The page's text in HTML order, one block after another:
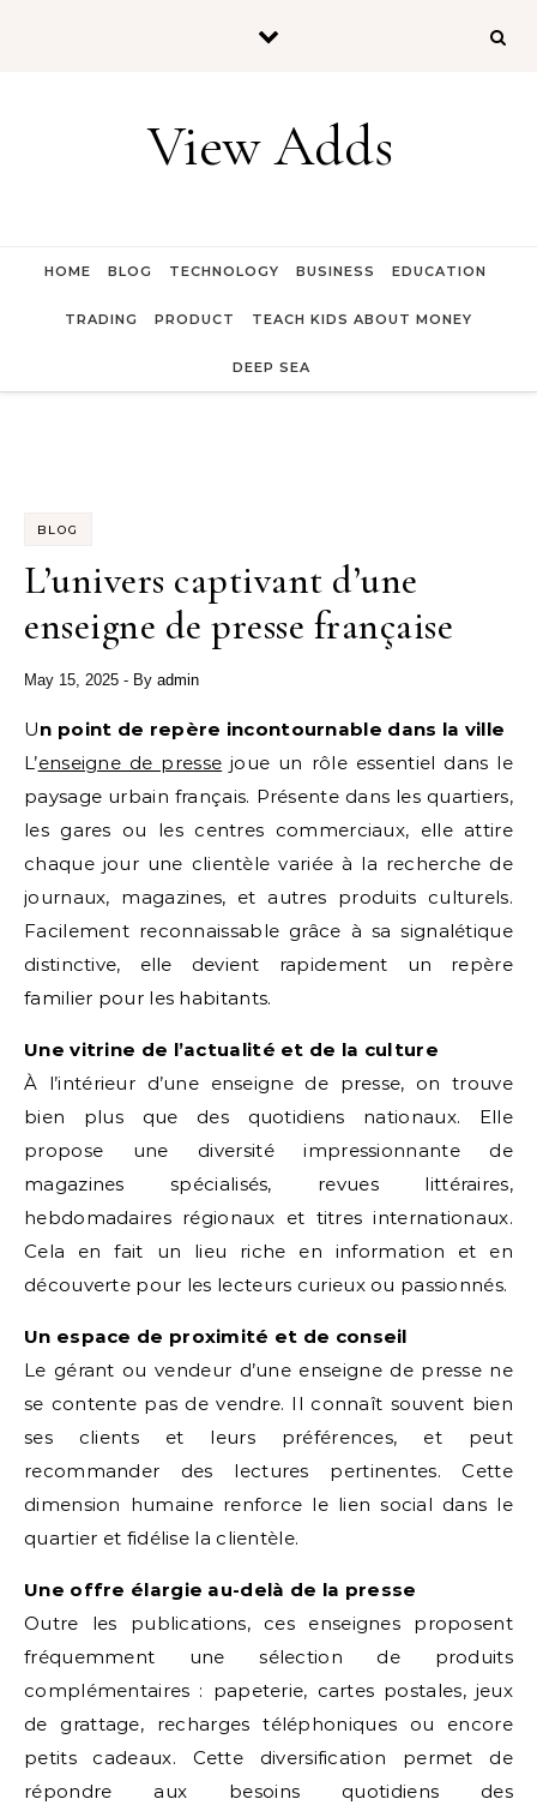
View Adds
HOME BLOG TECHNOLOGY BUSINESS EDUCATION
TRADING PRODUCT TEACH KIDS ABOUT MONEY
DEEP SEA
BLOG
L’univers captivant d’une
enseigne de presse française
May 15, 2025 - By admin
Un point de repère incontournable dans la ville
L’enseigne de presse joue un rôle essentiel dans le
paysage urbain français. Présente dans les quartiers,
les gares ou les centres commerciaux, elle attire
chaque jour une clientèle variée à la recherche de
journaux, magazines, et autres produits culturels.
Facilement reconnaissable grâce à sa signalétique
distinctive, elle devient rapidement un repère
familier pour les habitants.
Une vitrine de l’actualité et de la culture
À l’intérieur d’une enseigne de presse, on trouve
bien plus que des quotidiens nationaux. Elle
propose une diversité impressionnante de
magazines spécialisés, revues littéraires,
hebdomadaires régionaux et titres internationaux.
Cela en fait un lieu riche en information et en
découverte pour les lecteurs curieux ou passionnés.
Un espace de proximité et de conseil
Le gérant ou vendeur d’une enseigne de presse ne
se contente pas de vendre. Il connaît souvent bien
ses clients et leurs préférences, et peut
recommander des lectures pertinentes. Cette
dimension humaine renforce le lien social dans le
quartier et fidélise la clientèle.
Une offre élargie au-delà de la presse
Outre les publications, ces enseignes proposent
fréquemment une sélection de produits
complémentaires : papeterie, cartes postales, jeux
de grattage, recharges téléphoniques ou encore
petits cadeaux. Cette diversification permet de
répondre aux besoins quotidiens des